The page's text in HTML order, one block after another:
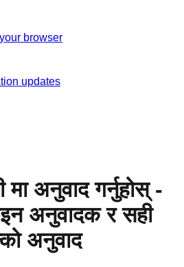
browser
updates
मा अनुवाद गर्नुहोस् -
अनुवादक र सही
अनुवाद